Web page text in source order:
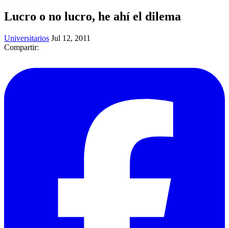
Lucro o no lucro, he ahí el dilema
Universitarios Jul 12, 2011
Compartir: